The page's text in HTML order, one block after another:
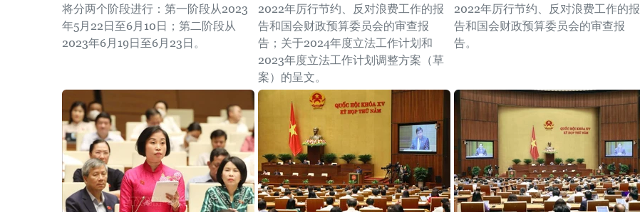
将分两个阶段进行：第一阶段从2023
年5月22日至6月10日；第二阶段从
2023年6月19日至6月23日。
2022年厉行节约、反对浪费工作的报
告和国会财政预算委员会的审查报
告；关于2024年度立法工作计划和
2023年度立法工作计划调整方案（草
案）的呈文。
2022年厉行节约、反对浪费工作的报
告和国会财政预算委员会的审查报
告。